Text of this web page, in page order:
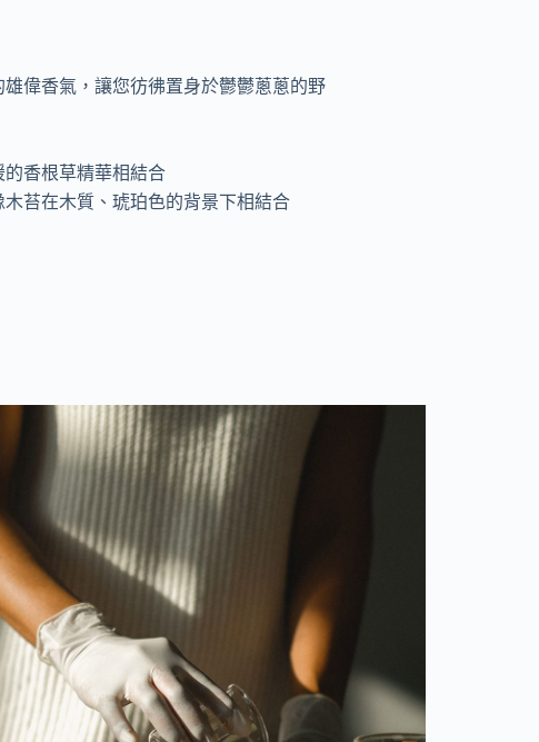
偉香氣，讓您彷彿置身於鬱鬱蔥蔥的野
香根草精華相結合
苔在木質、琥珀色的背景下相結合